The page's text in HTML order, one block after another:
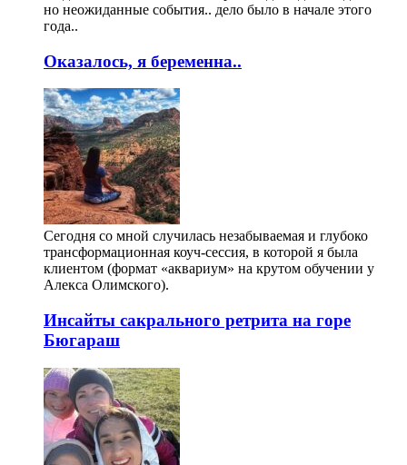
но неожиданные события.. дело было в начале этого
года..
Оказалось, я беременна..
Сегодня со мной случилась незабываемая и глубоко
трансформационная коуч-сессия, в которой я была
клиентом (формат «аквариум» на крутом обучении у
Алекса Олимского).
Инсайты сакрального ретрита на горе
Бюгараш